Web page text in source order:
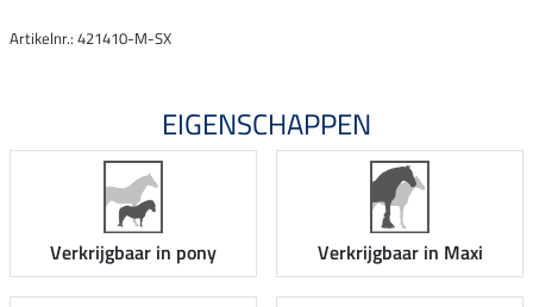
Artikelnr.: 421410-M-SX
EIGENSCHAPPEN
Verkrijgbaar in pony Verkrijgbaar in Maxi